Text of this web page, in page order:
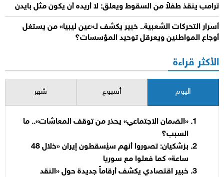
ترامب ينقذ طفلاً من السقوط ويعلق: لا أريده أن يكون مثل بايدن
أسرار التحركات الشعبية.. خبير يكشف لـ«عين ليبيا» من يستغل
أوجاع المواطنين ويعرقل توحيد المؤسسات؟
الأكثر قراءة
اليوم أسبوع شهر
«الضمان الاجتماعي» يحذر من توقف المعاشات».. ما
السبب؟
بزشكيان: تصوروا أنهم سيُسقطون إيران «خلال 48
ساعة» كما فعلوا مع سوريا
خبير اقتصادي يكشف أرقاماً جديدة حول «النقد